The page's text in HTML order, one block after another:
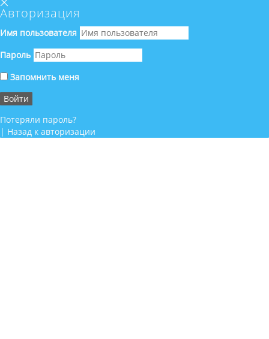
Авторизация
Имя пользователя
Пароль
Запомнить меня
Потеряли пароль?
| Назад к авторизации